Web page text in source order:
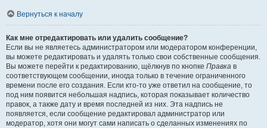
Вернуться к началу
Как мне отредактировать или удалить сообщение?
Если вы не являетесь администратором или модератором конференции,
вы можете редактировать и удалять только свои собственные сообщения.
Вы можете перейти к редактированию, щёлкнув по кнопке Правка в
соответствующем сообщении, иногда только в течение ограниченного
времени после его создания. Если кто-то уже ответил на сообщение, то
под ним появится небольшая надпись, которая показывает количество
правок, а также дату и время последней из них. Эта надпись не
появляется, если сообщение редактировал администратор или
модератор, хотя они могут сами написать о сделанных изменениях по